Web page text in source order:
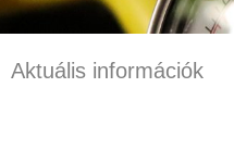
Aktuális információk